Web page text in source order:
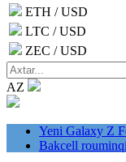
ETH / USD
LTC / USD
ZEC / USD
AZ
Yeni Galaxy Z
Bakcell